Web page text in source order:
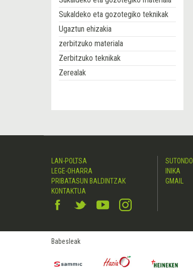
Sukaldeko eta gozotegiko teknikak
Ugaztun ehizakia
zerbitzuko materiala
Zerbitzuko teknikak
Zerealak
LAN-POLTSA
LEGE-OHARRA
PRIBATASUN BALDINTZAK
KONTAKTUA
SUTONDO
INIKA
GMAIL
Babesleak